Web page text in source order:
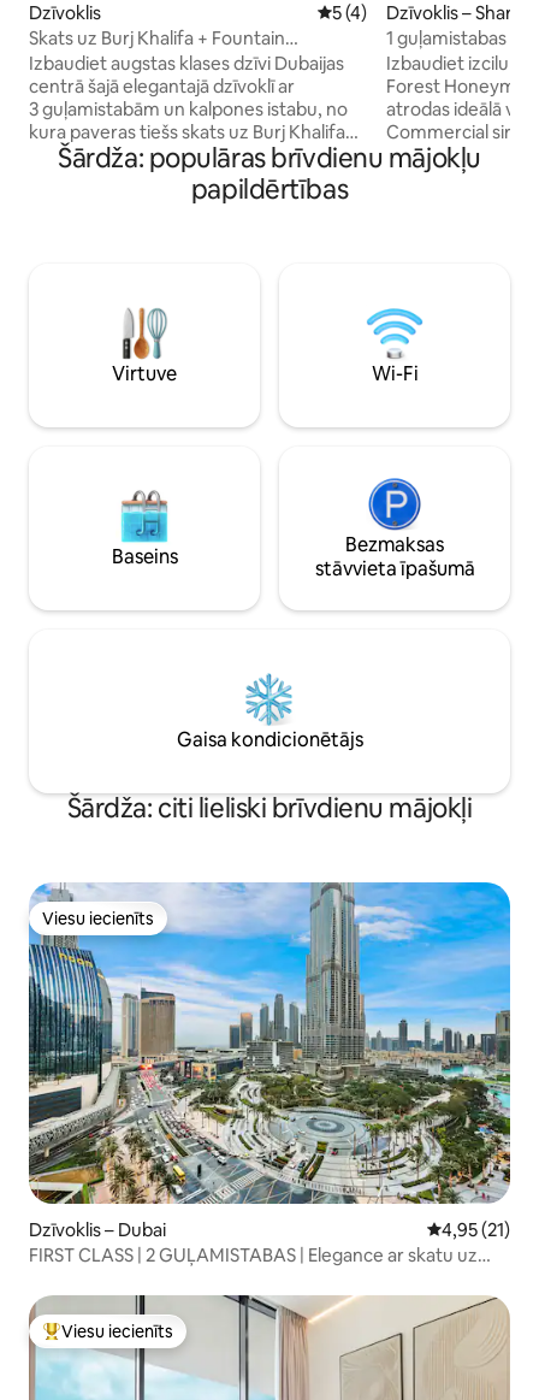
Dzīvoklis Vidējais vērtējums: 5 no 5,
5 (4)
Skats uz Burj Khalifa + Fountain
Signature |Vista Luxe
Izbaudiet augstas klases dzīvi Dubaijas
centrā šajā elegantajā dzīvoklī ar
3 guļamistabām un kalpones istabu, no
kura paveras tiešs skats uz Burj Khalifa
un no privāta balkona paveras skats uz
pilsētas panorāmu. Šo mājokli pārvalda
Crown Vacation, un tajā māju komforts
atrašanās vietu dažu soļu attālumā no
Dubai Mall un Dubaijas operas. Viesiem ir
arī piekļuve koplietošanas baseinam,
sporta zālei un diennakts apsardzei. Guļ
Dzīvoklis – Sharjah
1 guļamistabas
luksusa numurs
Izbaudiet izcilu
Forest
atrodas ideālā
Commercial sirdī,
atpūtas mājoklī
satriecošs skats
pie baseina vai
mirdzoši tīrā,
numura tipa
nevainojamu
Šārdža: populāras brīvdienu mājokļu
papildērtības
Virtuve Wi-Fi
Baseins
Bezmaksas
stāvvieta īpašumā
Gaisa kondicionētājs
Šārdža: citi lieliski brīvdienu mājokļi
Viesu iecienīts
Viesu iecienīts
Dzīvoklis – Dubai Vidējais
4,95 (21)
FIRST CLASS | 2 GUĻAMISTABAS | Elegance ar skatu uz
Populārs viesu iecienīts mājoklis
Viesu iecienīts